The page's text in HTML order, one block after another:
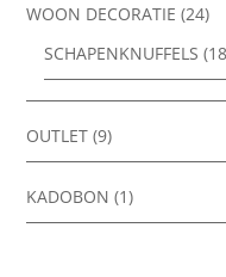
WOON DECORATIE (24)
SCHAPENKNUFFELS
OUTLET (9)
KADOBON (1)